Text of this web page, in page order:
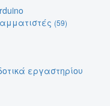
(59)
εργαστηρίου